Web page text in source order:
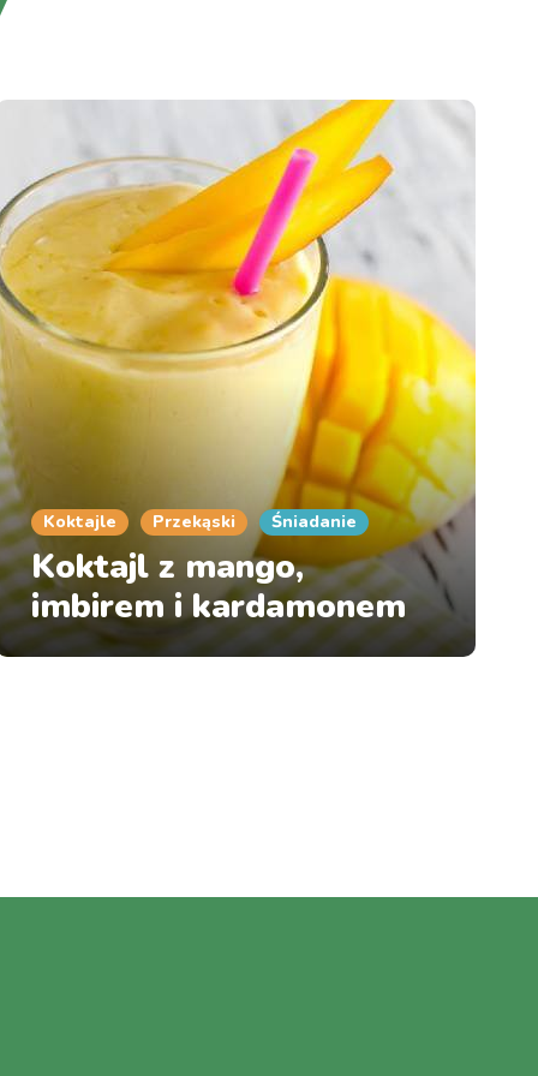
Koktajle Przekąski Śniadanie
Koktajl z mango,
imbirem i kardamonem